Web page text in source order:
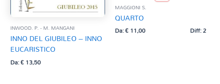
INWOOD. P. - M. MANGANI
INNO DEL GIUBILEO – INNO
EUCARISTICO
Da:€13,50
MAGGIONI S.
QUARTO
Da:€11,00 Diff: 2